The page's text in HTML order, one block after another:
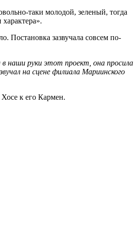
таки молодой, зеленый, тогда
Постановка зазвучала совсем по-
наши руки этот проект, она просила
на сцене филиала Мариинского
к его Кармен.